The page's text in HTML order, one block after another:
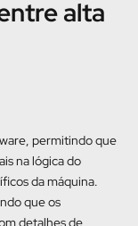
alta
permitindo que
na lógica do
da máquina.
que os
detalhes de